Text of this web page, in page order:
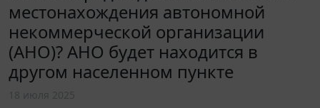
местонахождения автономной
некоммерческой организации
(АНО)? АНО будет находится в
другом населенном пункте